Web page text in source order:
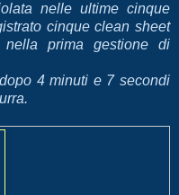
nelle ultime cinque
cinque clean sheet
prima gestione di
4 minuti e 7 secondi